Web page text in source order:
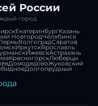
России
город
ЕкатеринбургКазань
НовгородЧелябинск
ВолгоградСаратов
ИркутскЯрославль
ИжевскАстрахань
КрасногорскЛюберцы
ДомодедовоЖуковский
ВидноеДолгопрудный